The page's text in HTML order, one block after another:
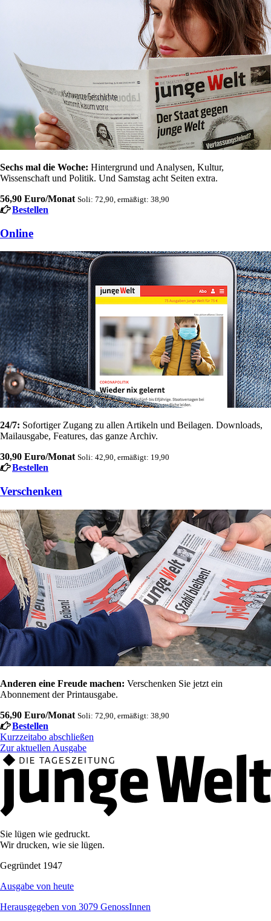
Sechs mal die Woche: Hintergrund und Analysen, Kultur,
Wissenschaft und Politik. Und Samstag acht Seiten extra.
56,90 Euro/Monat Soli: 72,90, ermäßigt: 38,90
Bestellen
Online
24/7: Sofortiger Zugang zu allen Artikeln und Beilagen. Downloads,
Mailausgabe, Features, das ganze Archiv.
30,90 Euro/Monat Soli: 42,90, ermäßigt: 19,90
Bestellen
Verschenken
Anderen eine Freude machen: Verschenken Sie jetzt ein
Abonnement der Printausgabe.
56,90 Euro/Monat Soli: 72,90, ermäßigt: 38,90
Bestellen
Kurzzeitabo abschließen
Zur aktuellen Ausgabe
Sie lügen wie gedruckt.
Wir drucken, wie sie lügen.
Gegründet 1947
Ausgabe von heute
Herausgegeben von 3079 GenossInnen